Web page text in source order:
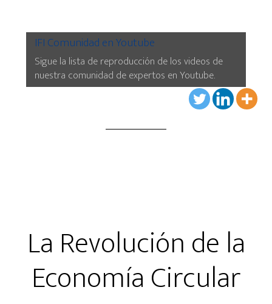
IFI Comunidad en Youtube
Sigue la lista de reproducción de los videos de
nuestra comunidad de expertos en Youtube.
La Revolución de la
Economía Circular